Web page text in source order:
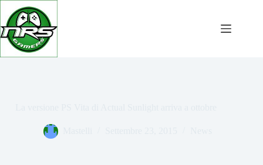
Salta
contenuto